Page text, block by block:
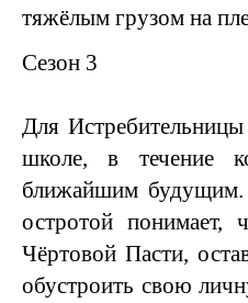
тяжёлым грузом на
Сезон 3
Для
школе, в течение
ближайшим
остротой понимает,
Чёртовой Пасти,
обустроить свою